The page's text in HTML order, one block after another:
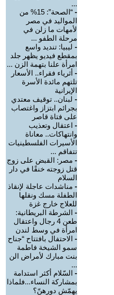
...
-
“الصحة”: 15% من
المواليد في مصر
لأمهات ما زلن في
مرحلة الطفو ...
- ليبيا: تنديد واسع
بمقطع فيديو يظهر جلد
امرأة علنا بتهمة الزن ...
- أثرياء فقراء.. الأسعار
تلتهم مائدة الأسرة
الإيرانية
- لبنان.. توقيف معتدي
بجرائم ابتزاز واغتصاب
على فتاة قاصر
- اعتقال وتعذيب
وانتهاكات.. معاناة
الأسيرات الفلسطينيات
تتفاقم ...
- مصر: القبض على زوج
قتل زوجته خنقًا في دار
السلام
- مناشدات عاجلة لإنقاذ
الطفلة مسك ونقلها
للعلاج خارج غزة
- الشرطة البريطانية:
طعن 4 رجال واعتقال
امرأة في وسط لندن
- الاحتفال بافتتاح “جناح
سمو الشيخة فاطمة
بنت مبارك لأمراض الن
...
- السّلام أكثر استدامة
بمشاركة النساء...فلماذا
يهمّش دورهنّ؟